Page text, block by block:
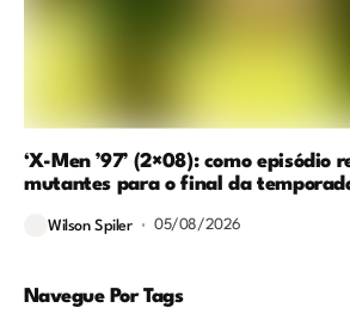
‘X-Men ’97’ (2×08): como episódio
mutantes para o final da
Wilson Spiler 05/08/2026
Navegue Por Tags